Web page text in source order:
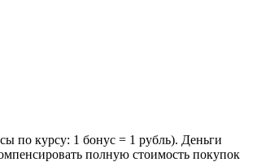
по курсу: 1 бонус = 1 рубль). Деньги
полную стоимость покупок